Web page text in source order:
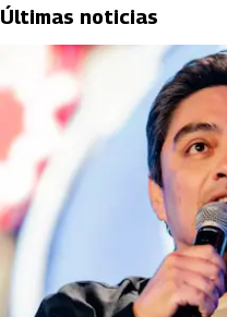
Últimas noticias